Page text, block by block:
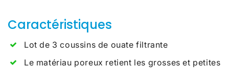
Caractéristiques
Lot de 3 coussins de ouate filtrante
Le matériau poreux retient les grosses et petites